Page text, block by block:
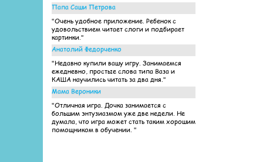
Папа Саши Петрова
"Очень удобное приложение. Ребенок с
удовольствием читает слоги и подбирает
картинки."
Анатолий Федорченко
"Недавно купили вашу игру. Занимаемся
ежедневно, простые слова типа Ваза и
КАША научились читать за два дня."
Мама Вероники
"Отличная игра. Дочка занимается с
большим энтузиазмом уже две недели. Не
думала, что игра может стать таким хорошим
помощником в обучении. "